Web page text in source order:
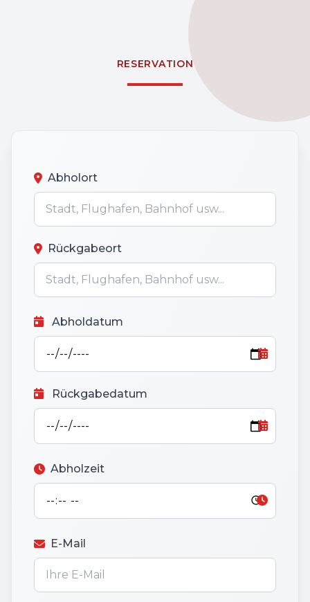
RESERVATION
Abholort
Rückgabeort
Abholdatum
Rückgabedatum
Abholzeit
E-Mail